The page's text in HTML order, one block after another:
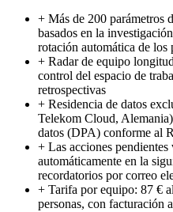
+ Más de 200 parámetros
basados en la
rotación automática de los
+ Radar de equipo
control del espacio de
retrospectivas
+ Residencia de datos
Telekom Cloud,
datos (DPA) conforme al
+ Las acciones pendientes
automáticamente en la
recordatorios por correo
+ Tarifa por equipo: 87 €
personas, con facturación